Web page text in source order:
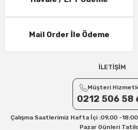
11 – 15 Desi/Kg= 245,50 TL- 347,40 TL
16 – 20 Desi/Kg= 307,50 TL- 371,80 TL
21 – 25 Desi/Kg= 357,90 TL-- 397,40 TL
Yurtiçi Kargo için 30 Desi sonrası her +1 Desi: 13
Aras Kargo için 30 Desi sonrası her +1 Desi: 17 TL
Kargo ve teslimat süreçleriyle ilgili tüm
Mail Order İle Ödeme
İLETİŞİM
Müşteri
0212 506 58
Çalışma Saatlerimiz Hafta İçi :09,00 -
Pazar Günleri